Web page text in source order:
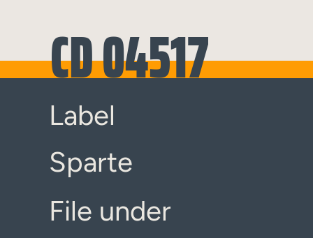
CD 04517
Label
Sparte
File under